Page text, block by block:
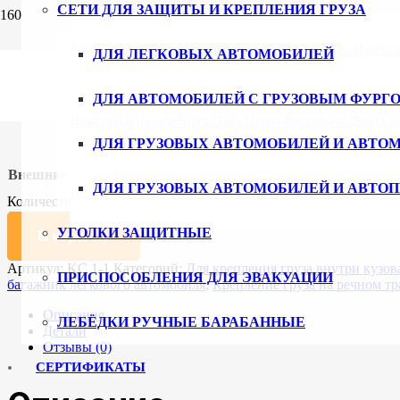
ВладивостокВолгоград ВоронежЕкатеринбург
ПетербургУльяновскУфаХабаровскЧебоксары
СЕТИ ДЛЯ ЗАЩИТЫ И КРЕПЛЕНИЯ ГРУЗА
ДЛЯ ЛЕГКОВЫХ АВТОМОБИЛЕЙ
ДЛЯ АВТОМОБИЛЕЙ С ГРУЗОВЫМ
ДЛЯ ГРУЗОВЫХ АВТОМОБИЛЕЙ И
ДЛЯ ГРУЗОВЫХ АВТОМОБИЛЕЙ И
УГОЛКИ ЗАЩИТНЫЕ
ПРИСПОСОБЛЕНИЯ ДЛЯ ЭВАКУАЦИИ
ЛЕБЁДКИ РУЧНЫЕ БАРАБАННЫЕ
СЕРТИФИКАТЫ
Каталог/ Сети для защиты груза и крепления груза
Внешние размеры (мм)
Очистить
Количество товара КС 1-1
В корзину
Артикул: KC 1-1 Категорий: Для крепления груза внутри
багажник легкового автомобиля,Крепление груза на речном
Описание
Детали
Отзывы (0)